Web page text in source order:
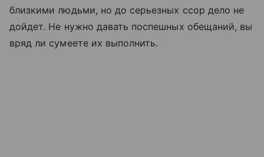
близкими людьми, но до серьезных ссор дело не
дойдет. Не нужно давать поспешных обещаний, вы
вряд ли сумеете их выполнить.